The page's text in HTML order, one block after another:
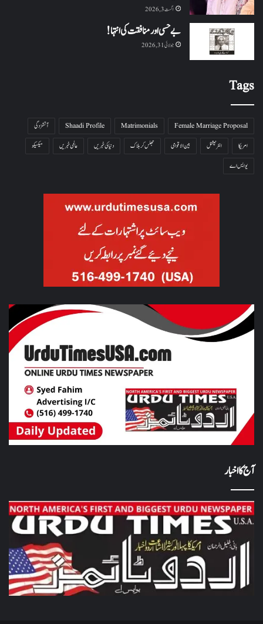
اگست 3, 2026
بے حسی اور منافقت کی انتہا !
جولائی 31, 2026
Tags
Female Marriage Proposal
Matrimonials
Shaadi Profile
آتشزدگی
امریکا
انٹرنیشنل بین الاقوامی جھلس کر ہلاک دنیا کی خبریں عالمی خبریں
میکسیکو
یو ایس اے
آج کا اخبار